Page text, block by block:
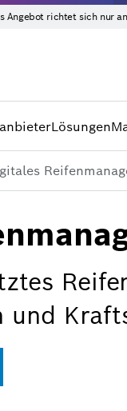
Angebot richtet sich nur
Lösungen
und